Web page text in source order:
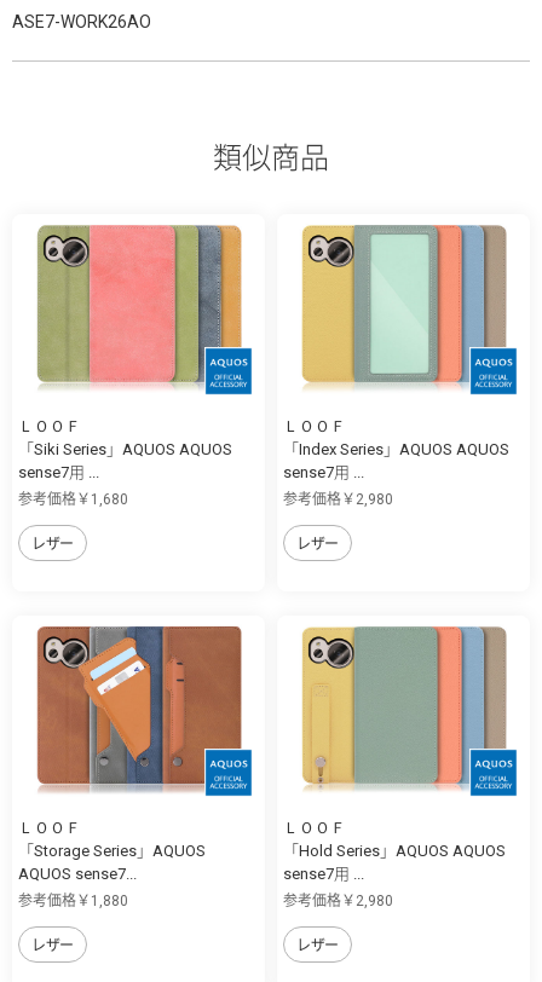
ASE7-WORK26AO
類似商品
ＬＯＯＦ
「Siki Series」AQUOS AQUOS
sense7用 ...
参考価格￥1,680
レザー
ＬＯＯＦ
「Index Series」AQUOS AQUOS
sense7用 ...
参考価格￥2,980
レザー
ＬＯＯＦ
「Storage Series」AQUOS
AQUOS sense7...
参考価格￥1,880
レザー
ＬＯＯＦ
「Hold Series」AQUOS AQUOS
sense7用 ...
参考価格￥2,980
レザー